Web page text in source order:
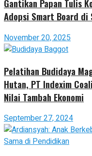
Gantikan Papan Tulis
Adopsi Smart Board di
November 20, 2025
Pelatihan Budidaya
Hutan, PT Indexim
Nilai Tambah Ekonomi
September 27, 2024